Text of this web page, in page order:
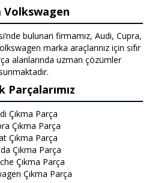
Volkswagen
bulunan firmamız, Audi, Cupra,
marka araçlarınız için sıfır
alanlarında uzman çözümler
Parçalarımız
Çıkma Parça
Çıkma Parça
Çıkma Parça
Çıkma Parça
Çıkma Parça
Çıkma Parça